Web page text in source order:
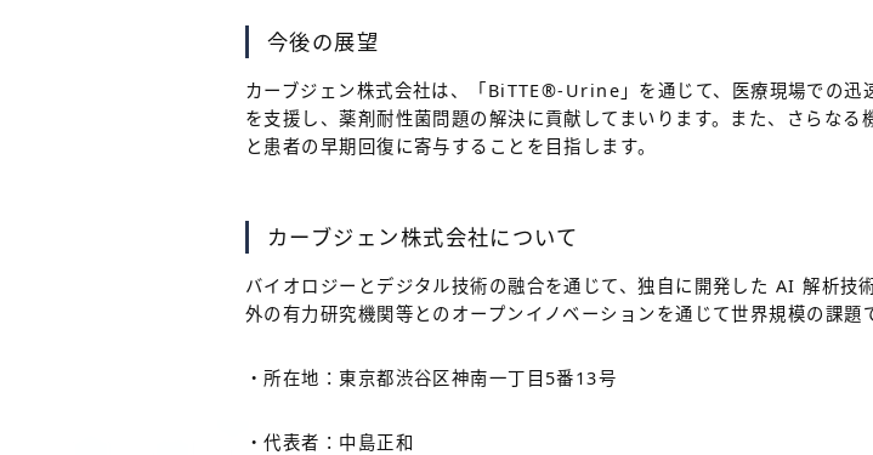
今後の展望
カーブジェン株式会社は、「BiTTE®-Urine」を通じて、医療現場での迅
を支援し、薬剤耐性菌問題の解決に貢献してまいります。また、さらな
と患者の早期回復に寄与することを目指します。
カーブジェン株式会社について
バイオロジーとデジタル技術の融合を通じて、独自に開発した AI 解析技
外の有力研究機関等とのオープンイノベーションを通じて世界規模の課題
・所在地：東京都渋谷区神南一丁目5番13号
・代表者：中島正和